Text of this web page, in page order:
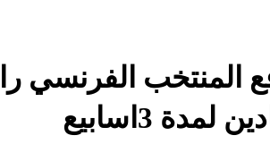
المنتخب الفرنسي
لمدة 3اسابيع